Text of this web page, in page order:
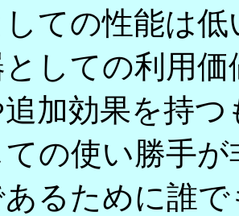
ての性能は
しての利用
追加効果を持
ての使い勝手
るために誰